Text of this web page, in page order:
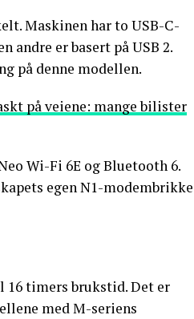
Maskinen har to USB-C-
andre er basert på USB 2.
på denne modellen.
på veiene: mange bilister
Wi-Fi 6E og Bluetooth 6.
egen N1-modembrikke
timers brukstid. Det er
med M-seriens